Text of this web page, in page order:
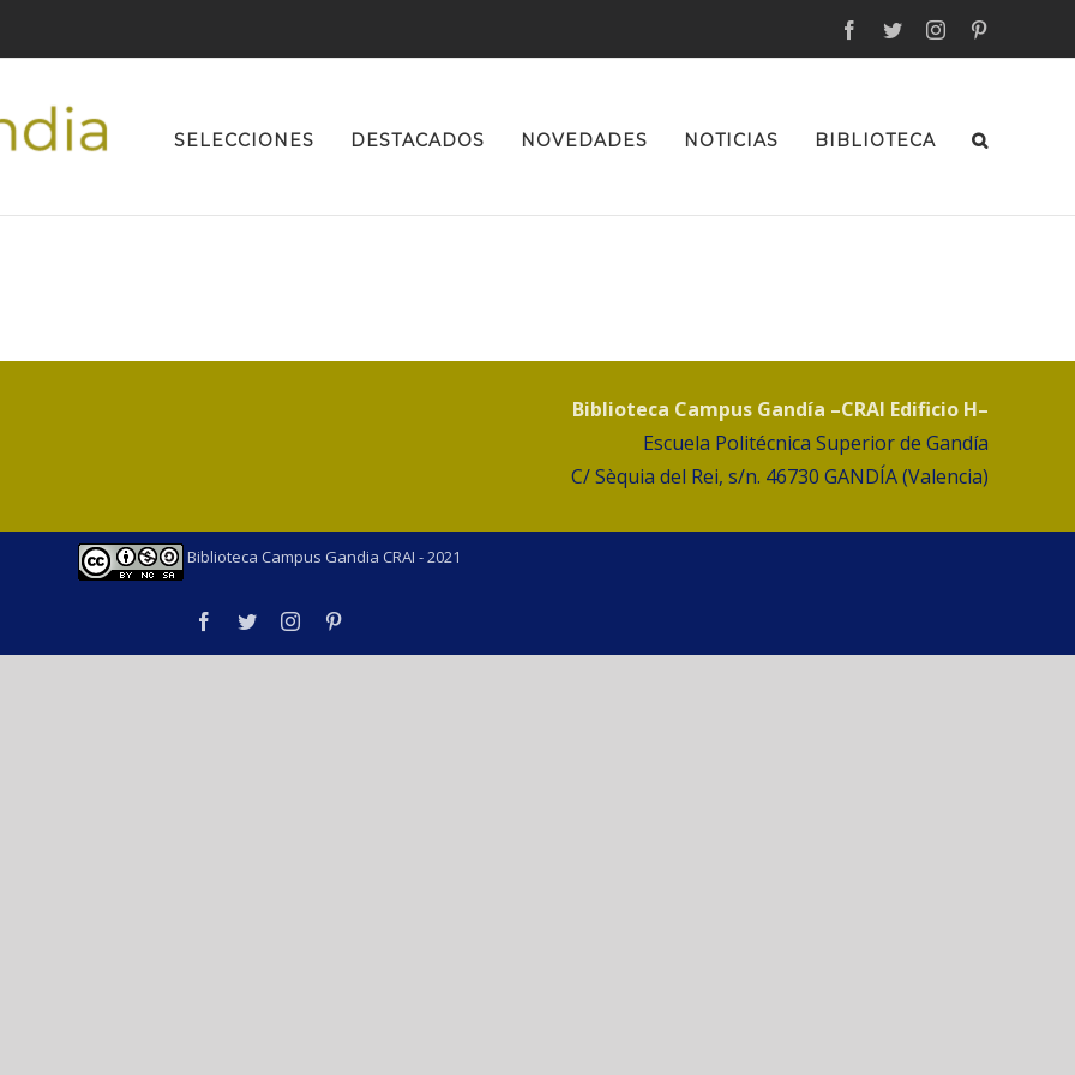
facebook
twitterinstagram
Buscar:
SELECCIONES DESTACADOS NOVEDADES NOTICIAS BIBLIOTECA
Biblioteca Campus Gandía –CRAI Edificio H–
Escuela Politécnica Superior de Gandía
C/ Sèquia del Rei, s/n. 46730 GANDÍA (Valencia)
Biblioteca Campus Gandia CRAI - 2021
facebook
twitterinstagram